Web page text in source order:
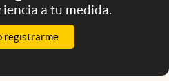
a tu medida.
registrarme